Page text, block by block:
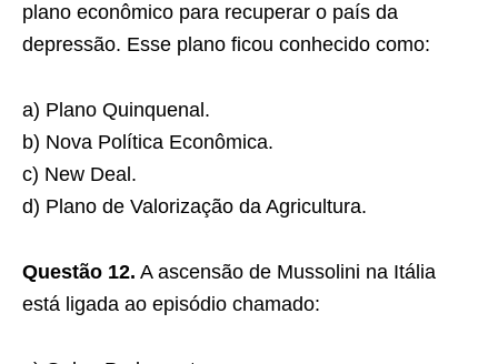
plano econômico para recuperar o país da
depressão. Esse plano ficou conhecido como:
a) Plano Quinquenal.
b) Nova Política Econômica.
c) New Deal.
d) Plano de Valorização da Agricultura.
Questão 12. A ascensão de Mussolini na Itália
está ligada ao episódio chamado: